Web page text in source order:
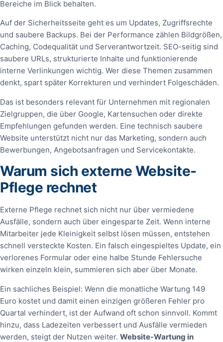
Bereiche im Blick behalten.
Auf der Sicherheitsseite geht es um Updates, Zugriffsrechte
und saubere Backups. Bei der Performance zählen Bildgrößen,
Caching, Codequalität und Serverantwortzeit. SEO-seitig sind
saubere URLs, strukturierte Inhalte und funktionierende
interne Verlinkungen wichtig. Wer diese Themen zusammen
denkt, spart später Korrekturen und verhindert Folgeschäden.
Das ist besonders relevant für Unternehmen mit regionalen
Zielgruppen, die über Google, Kartensuchen oder direkte
Empfehlungen gefunden werden. Eine technisch saubere
Website unterstützt nicht nur das Marketing, sondern auch
Bewerbungen, Angebotsanfragen und Servicekontakte.
Warum sich externe Website-
Pflege rechnet
Externe Pflege rechnet sich nicht nur über vermiedene
Ausfälle, sondern auch über eingesparte Zeit. Wenn interne
Mitarbeiter jede Kleinigkeit selbst lösen müssen, entstehen
schnell versteckte Kosten. Ein falsch eingespieltes Update, ein
verlorenes Formular oder eine halbe Stunde Fehlersuche
wirken einzeln klein, summieren sich aber über Monate.
Ein sachliches Beispiel: Wenn die monatliche Wartung 149
Euro kostet und damit einen einzigen größeren Fehler pro
Quartal verhindert, ist der Aufwand oft schon sinnvoll. Kommt
hinzu, dass Ladezeiten verbessert und Ausfälle vermieden
werden, steigt der Nutzen weiter. Website-Wartung in